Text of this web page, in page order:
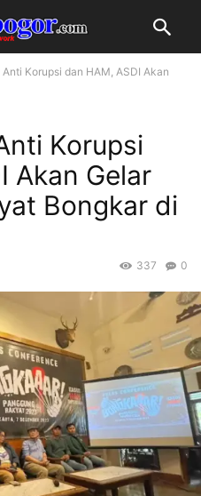
Korupsi dan HAM, ASDI Akan
Korupsi
Akan Gelar
Bongkar di
0
337